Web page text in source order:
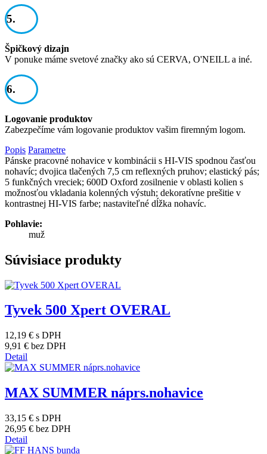
5.
Špičkový dizajn
V ponuke máme svetové značky ako sú CERVA, O'NEILL a iné.
6.
Logovanie produktov
Zabezpečíme vám logovanie produktov vašim firemným logom.
Popis Parametre
Pánske pracovné nohavice v kombinácii s HI-VIS spodnou časťou
nohavíc; dvojica tlačených 7,5 cm reflexných pruhov; elastický pás;
5 funkčných vreciek; 600D Oxford zosilnenie v oblasti kolien s
možnosťou vkladania kolenných výstuh; dekoratívne prešitie v
kontrastnej HI-VIS farbe; nastaviteľné dĺžka nohavíc.
Pohlavie:
muž
Súvisiace produkty
Tyvek 500 Xpert OVERAL
12,19 € s DPH
9,91 € bez DPH
Detail
MAX SUMMER náprs.nohavice
33,15 € s DPH
26,95 € bez DPH
Detail